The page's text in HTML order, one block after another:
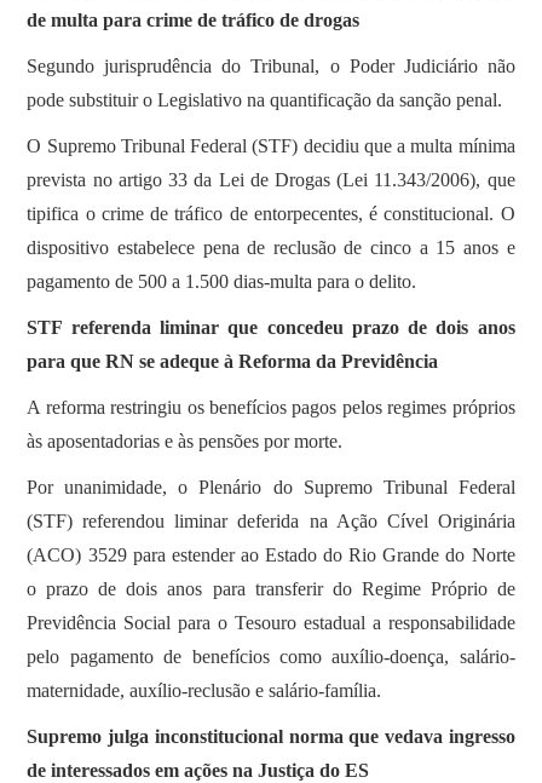
de multa para crime de tráfico de drogas
Segundo jurisprudência do Tribunal, o Poder Judiciário não
pode substituir o Legislativo na quantificação da sanção penal.
O Supremo Tribunal Federal (STF) decidiu que a multa mínima
prevista no artigo 33 da Lei de Drogas (Lei 11.343/2006), que
tipifica o crime de tráfico de entorpecentes, é constitucional. O
dispositivo estabelece pena de reclusão de cinco a 15 anos e
pagamento de 500 a 1.500 dias-multa para o delito.
STF referenda liminar que concedeu prazo de dois anos
para que RN se adeque à Reforma da Previdência
A reforma restringiu os benefícios pagos pelos regimes próprios
às aposentadorias e às pensões por morte.
Por unanimidade, o Plenário do Supremo Tribunal Federal
(STF) referendou liminar deferida na Ação Cível Originária
(ACO) 3529 para estender ao Estado do Rio Grande do Norte
o prazo de dois anos para transferir do Regime Próprio de
Previdência Social para o Tesouro estadual a responsabilidade
pelo pagamento de benefícios como auxílio-doença, salário-
maternidade, auxílio-reclusão e salário-família.
Supremo julga inconstitucional norma que vedava ingresso
de interessados em ações na Justiça do ES